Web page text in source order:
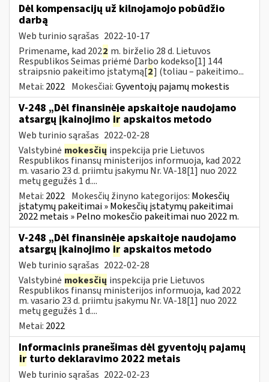
Dėl kompensacijų už kilnojamojo pobūdžio
darbą
Web turinio sąrašas 2022-10-17
Primename, kad 2022 m. birželio 28 d. Lietuvos
Respublikos Seimas priėmė Darbo kodekso[1] 144
straipsnio pakeitimo įstatymą[2] (toliau – pakeitimo...
Metai: 2022 Mokesčiai:Gyventojų pajamų mokestis
V-248 „Dėl finansinėje apskaitoje naudojamo
atsargų įkainojimo ir apskaitos metodo
Web turinio sąrašas 2022-02-28
Valstybinė mokesčių inspekcija prie Lietuvos
Respublikos finansų ministerijos informuoja, kad 2022
m. vasario 23 d. priimtu įsakymu Nr. VA-18[1] nuo 2022
metų gegužės 1 d....
Metai: 2022 Mokesčių žinyno kategorijos: Mokesčių
įstatymų pakeitimai » Mokesčių įstatymų pakeitimai
2022 metais » Pelno mokesčio pakeitimai nuo 2022 m.
V-248 „Dėl finansinėje apskaitoje naudojamo
atsargų įkainojimo ir apskaitos metodo
Web turinio sąrašas 2022-02-28
Valstybinė mokesčių inspekcija prie Lietuvos
Respublikos finansų ministerijos informuoja, kad 2022
m. vasario 23 d. priimtu įsakymu Nr. VA-18[1] nuo 2022
metų gegužės 1 d....
Metai: 2022
Informacinis pranešimas dėl gyventojų pajamų
ir turto deklaravimo 2022 metais
Web turinio sąrašas 2022-02-23